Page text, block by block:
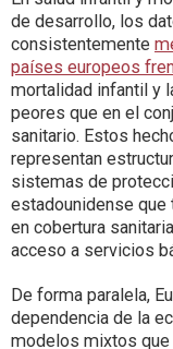
de desarrollo, los
consistentemente
países europeos
mortalidad infantil y
peores que en el
sanitario. Estos
representan
sistemas de
estadounidense que
en cobertura
acceso a servicios
De forma paralela,
dependencia de la
modelos mixtos